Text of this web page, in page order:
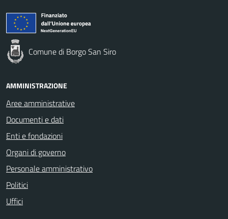
Comune di Borgo San Siro
AMMINISTRAZIONE
Aree amministrative
Documenti e dati
Enti e fondazioni
Organi di governo
Personale amministrativo
Politici
Uffici